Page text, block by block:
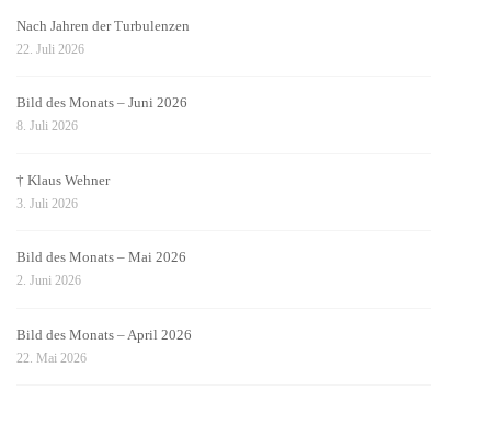
Nach Jahren der Turbulenzen
22. Juli 2026
Bild des Monats – Juni 2026
8. Juli 2026
† Klaus Wehner
3. Juli 2026
Bild des Monats – Mai 2026
2. Juni 2026
Bild des Monats – April 2026
22. Mai 2026